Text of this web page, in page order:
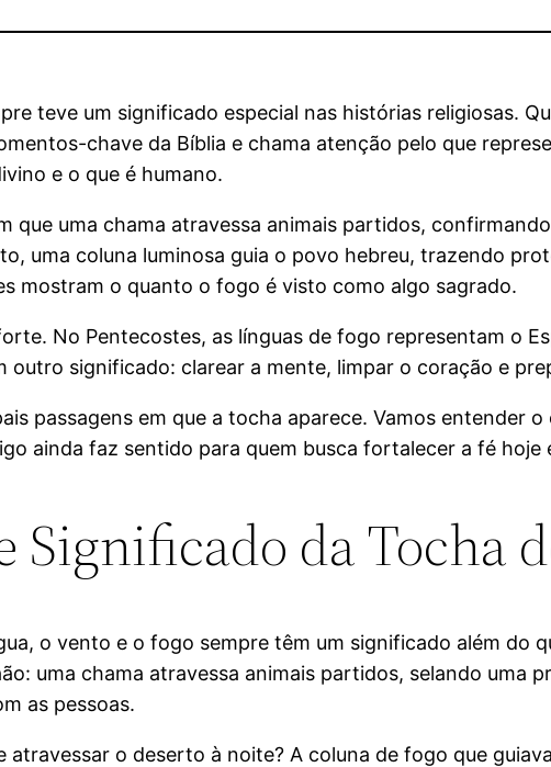
teve um significado especial nas histórias religiosas.
chave da Bíblia e chama atenção pelo que
e o que é humano.
que uma chama atravessa animais partidos,
uma coluna luminosa guia o povo hebreu, trazendo
mostram o quanto o fogo é visto como algo sagrado.
No Pentecostes, as línguas de fogo representam o
outro significado: clarear a mente, limpar o coração e
passagens em que a tocha aparece. Vamos entender
ainda faz sentido para quem busca fortalecer a fé hoje
da Tocha
o vento e o fogo sempre têm um significado além do
uma chama atravessa animais partidos, selando uma
as pessoas.
atravessar o deserto à noite? A coluna de fogo que